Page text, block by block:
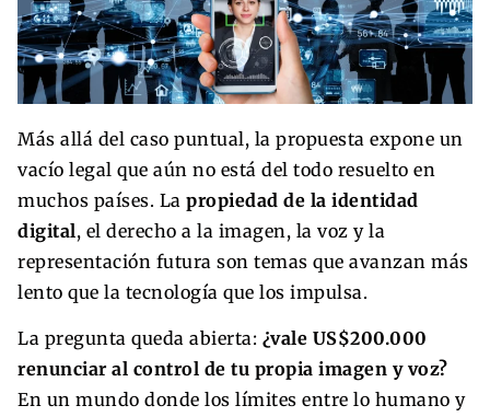
Más allá del caso puntual, la propuesta expone un
vacío legal que aún no está del todo resuelto en
muchos países. La propiedad de la identidad
digital, el derecho a la imagen, la voz y la
representación futura son temas que avanzan más
lento que la tecnología que los impulsa.
La pregunta queda abierta: ¿vale US$200.000
renunciar al control de tu propia imagen y voz?
En un mundo donde los límites entre lo humano y